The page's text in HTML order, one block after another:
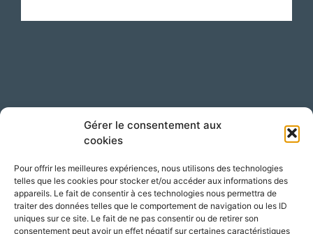
Gérer le consentement aux
cookies
Pour offrir les meilleures expériences, nous utilisons des technologies
telles que les cookies pour stocker et/ou accéder aux informations des
appareils. Le fait de consentir à ces technologies nous permettra de
traiter des données telles que le comportement de navigation ou les ID
uniques sur ce site. Le fait de ne pas consentir ou de retirer son
consentement peut avoir un effet négatif sur certaines caractéristiques
Suivez-nous sur LinkedIn !